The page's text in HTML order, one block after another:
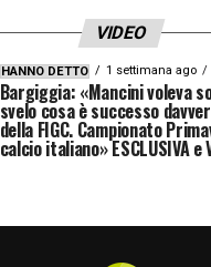
VIDEO
HANNO DETTO 1 settimana ago
Bargiggia: «Mancini voleva
svelo cosa è successo
della FIGC. Campionato
calcio italiano» ESCLUSIVA e